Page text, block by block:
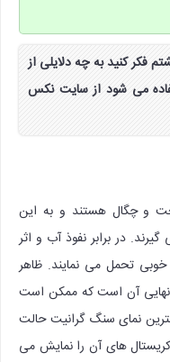
تجربی هشتم فکر کنید به چه دلایلی از
می شود از سایت نکس
و چگال هستند و به این
در برابر نفوذ آب و اثر
تحمل می نمایند. ظاهر
نهایی آن است که ممکن است
نمای سنگ گرانیت حالت
های آن را نمایش می